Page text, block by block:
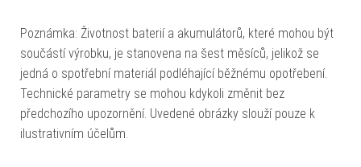
Poznámka: Životnost baterií a akumulátorů, které mohou být
součástí výrobku, je stanovena na šest měsíců, jelikož se
jedná o spotřební materiál podléhající běžnému opotřebení.
Technické parametry se mohou kdykoli změnit bez
předchozího upozornění. Uvedené obrázky slouží pouze k
ilustrativním účelům.